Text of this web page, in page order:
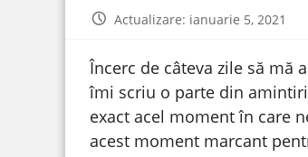
Actualizare: ianuarie 5, 2021
Încerc de câteva zile să mă
îmi scriu o parte din
exact acel moment în care
acest moment marcant